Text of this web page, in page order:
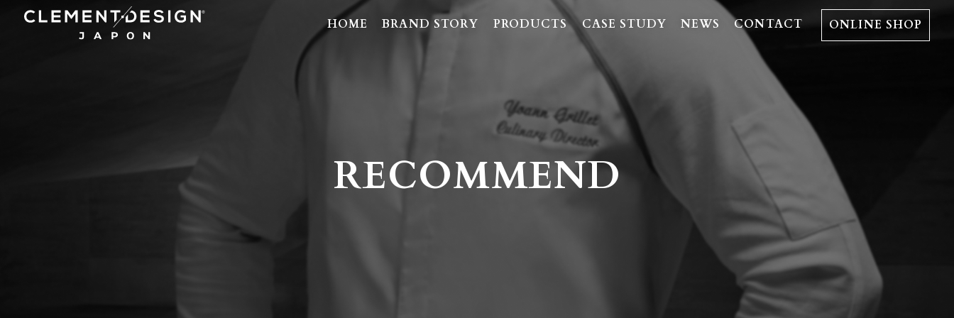
HOME BRAND STORY PRODUCTS CASE STUDY NEWS CONTACT ONLINE SHOP
RECOMMEND